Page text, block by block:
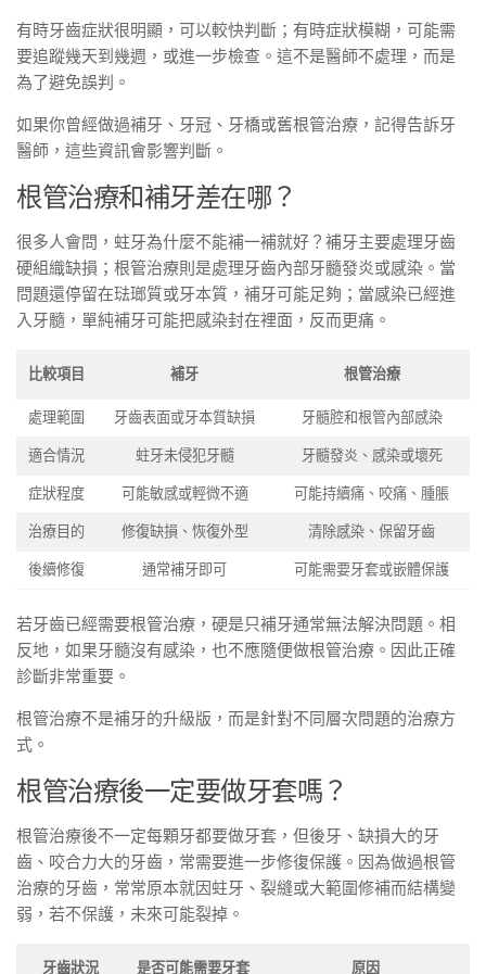
有時牙齒症狀很明顯，可以較快判斷；有時症狀模糊，可能需
要追蹤幾天到幾週，或進一步檢查。這不是醫師不處理，而是
為了避免誤判。
如果你曾經做過補牙、牙冠、牙橋或舊根管治療，記得告訴牙
醫師，這些資訊會影響判斷。
根管治療和補牙差在哪？
很多人會問，蛀牙為什麼不能補一補就好？補牙主要處理牙齒
硬組織缺損；根管治療則是處理牙齒內部牙髓發炎或感染。當
問題還停留在琺瑯質或牙本質，補牙可能足夠；當感染已經進
入牙髓，單純補牙可能把感染封在裡面，反而更痛。
比較項目 補牙 根管治療
處理範圍 牙齒表面或牙本質缺損 牙髓腔和根管內部感染
適合情況 蛀牙未侵犯牙髓 牙髓發炎、感染或壞死
症狀程度 可能敏感或輕微不適 可能持續痛、咬痛、腫脹
治療目的 修復缺損、恢復外型 清除感染、保留牙齒
後續修復 通常補牙即可 可能需要牙套或嵌體保護
若牙齒已經需要根管治療，硬是只補牙通常無法解決問題。相
反地，如果牙髓沒有感染，也不應隨便做根管治療。因此正確
診斷非常重要。
根管治療不是補牙的升級版，而是針對不同層次問題的治療方
式。
根管治療後一定要做牙套嗎？
根管治療後不一定每顆牙都要做牙套，但後牙、缺損大的牙
齒、咬合力大的牙齒，常需要進一步修復保護。因為做過根管
治療的牙齒，常常原本就因蛀牙、裂縫或大範圍修補而結構變
弱，若不保護，未來可能裂掉。
牙齒狀況 是否可能需要牙套 原因